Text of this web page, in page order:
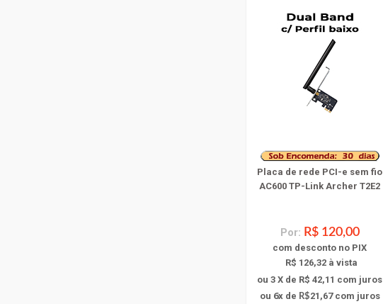
Placa de rede PCI-e sem fio
AC600 TP-Link Archer T2E2
Por: R$ 120,00
com desconto no PIX
R$ 126,32 à vista
ou 3 X de R$ 42,11 com juros
ou 6x de R$21,67com juros